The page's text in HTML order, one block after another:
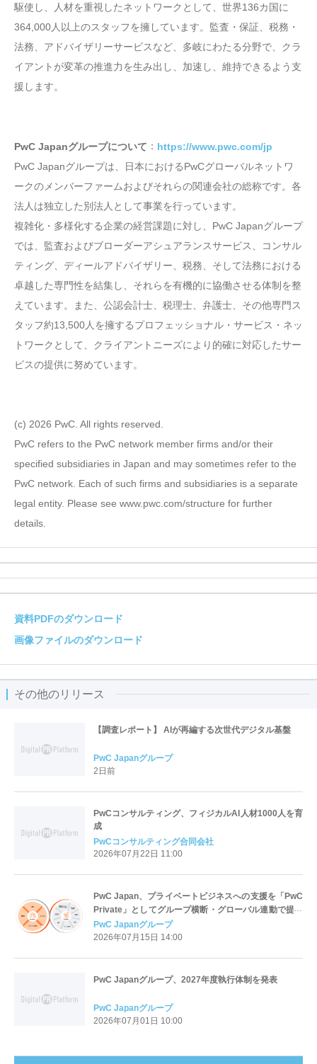
駆使し、人材を重視したネットワークとして、世界136カ国に
364,000人以上のスタッフを擁しています。監査・保証、税務・
法務、アドバイザリーサービスなど、多岐にわたる分野で、クラ
イアントが変革の推進力を生み出し、加速し、維持できるよう支
援します。
PwC Japanグループについて ： https://www.pwc.com/jp
PwC Japanグループは、日本におけるPwCグローバルネットワ
ークのメンバーファームおよびそれらの関連会社の総称です。各
法人は独立した別法人として事業を行っています。
複雑化・多様化する企業の経営課題に対し、PwC Japanグループ
では、監査およびブローダーアシュアランスサービス、コンサル
ティング、ディールアドバイザリー、税務、そして法務における
卓越した専門性を結集し、それらを有機的に協働させる体制を整
えています。また、公認会計士、税理士、弁護士、その他専門ス
タッフ約13,500人を擁するプロフェッショナル・サービス・ネッ
トワークとして、クライアントニーズにより的確に対応したサー
ビスの提供に努めています。
(c) 2026 PwC. All rights reserved.
PwC refers to the PwC network member firms and/or their
specified subsidiaries in Japan and may sometimes refer to the
PwC network. Each of such firms and subsidiaries is a separate
legal entity. Please see www.pwc.com/structure for further
details.
資料PDFのダウンロード
画像ファイルのダウンロード
その他のリリース
【調査レポート】 AIが再編する次世代デジタル基盤
PwC Japanグループ
2日前
PwCコンサルティング、フィジカルAI人材1000人を育
成
PwCコンサルティング合同会社
2026年07月22日 11:00
PwC Japan、プライベートビジネスへの支援を「PwC
Private」としてグループ横断・グローバル連動で提供
開始
PwC Japanグループ
2026年07月15日 14:00
PwC Japanグループ、2027年度執行体制を発表
PwC Japanグループ
2026年07月01日 10:00